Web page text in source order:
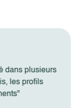
dans plusieurs
les profils